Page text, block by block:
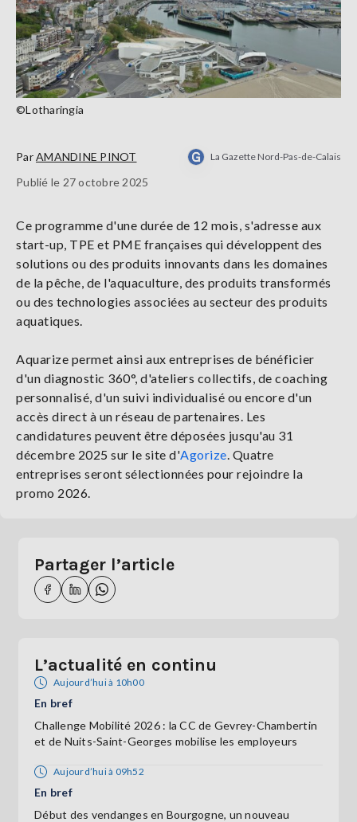
©Lotharingia
ParAMANDINE PINOT La Gazette Nord-Pas-de-Calais
Publié le 27 octobre 2025
Ce programme d'une durée de 12 mois, s'adresse aux
start-up, TPE et PME françaises qui développent des
solutions ou des produits innovants dans les domaines
de la pêche, de l'aquaculture, des produits transformés
ou des technologies associées au secteur des produits
aquatiques.
Aquarize permet ainsi aux entreprises de bénéficier
d'un diagnostic 360°, d'ateliers collectifs, de coaching
personnalisé, d'un suivi individualisé ou encore d'un
accès direct à un réseau de partenaires. Les
candidatures peuvent être déposées jusqu'au 31
décembre 2025 sur le site d'Agorize . Quatre
entreprises seront sélectionnées pour rejoindre la
promo 2026.
Partager l’article
L’actualité en continu
Aujourd’hui à 10h00
En bref
Challenge Mobilité 2026 : la CC de Gevrey-Chambertin
et de Nuits-Saint-Georges mobilise les employeurs
Aujourd’hui à 09h52
En bref
Début des vendanges en Bourgogne, un nouveau